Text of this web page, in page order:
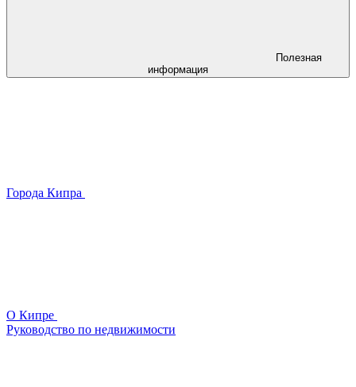
Полезная
информация
Города Кипра
О Кипре
Руководство по недвижимости